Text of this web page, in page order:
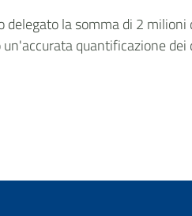
la somma di 2
quantificazione